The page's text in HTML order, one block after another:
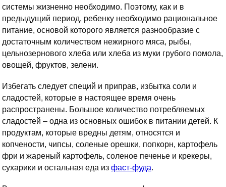
системы жизненно необходимо. Поэтому, как и в
предыдущий период, ребенку необходимо рациональное
питание, основой которого является разнообразие с
достаточным количеством нежирного мяса, рыбы,
цельнозернового хлеба или хлеба из муки грубого помола,
овощей, фруктов, зелени.
Избегать следует специй и приправ, избытка соли и
сладостей, которые в настоящее время очень
распространены. Большое количество потребляемых
сладостей – одна из основных ошибок в питании детей. К
продуктам, которые вредны детям, относятся и
копчености, чипсы, соленые орешки, попкорн, картофель
фри и жареный картофель, соленое печенье и крекеры,
сухарики и остальная еда из фаст-фуда.